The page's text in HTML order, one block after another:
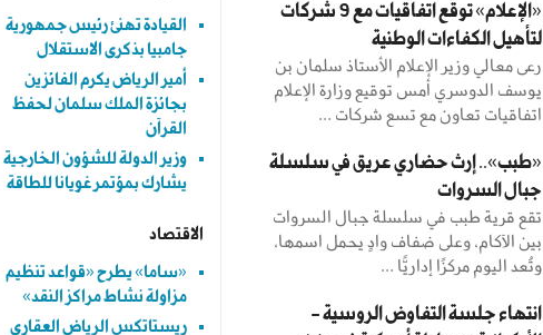
«الإعلام» توقع اتفاقيات مع 9 شركات
لتأهيل الكفاءات الوطنية
رعى معالي وزير الإعلام الأستاذ سلمان بن
يوسف الدوسري أمس توقيع وزارة الإعلام
اتفاقيات تعاون مع تسع شركات ...
«طبب».. إرث حضاري عريق في سلسلة
جبال السروات
تقع قرية طبب في سلسلة جبال السروات
بين الآكام، وعلى ضفاف وادٍ يحمل اسمها،
وتُعد اليوم مركزًا إداريًّا ...
انتهاء جلسة التفاوض الروسية -
القيادة تهنئ رئيس جمهورية
جامبيا بذكرى الاستقلال
أمير الرياض يكرم الفائزين
بجائزة الملك سلمان لحفظ
القرآن
وزير الدولة للشؤون الخارجية
يشارك بمؤتمر غويانا للطاقة
الاقتصاد
«ساما» يطرح «قواعد تنظيم
مزاولة نشاط مراكز النقد»
ريستاتكس الرياض العقاري